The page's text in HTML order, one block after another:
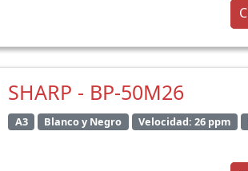
SHARP - BP-50M26
A3 Blanco y Negro Velocidad: 26 ppm